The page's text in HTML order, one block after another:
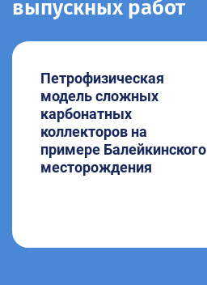
выпускных работ
Петрофизическая
модель сложных
карбонатных
коллекторов на
примере Балейкинского
месторождения